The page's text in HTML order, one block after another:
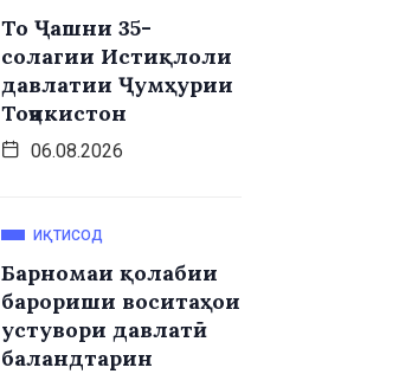
То Ҷашни 35-
солагии Истиқлоли
давлатии Ҷумҳурии
Тоҷикистон
06.08.2026
ИҚТИСОД
Барномаи қолабии
барориши воситаҳои
устувори давлатӣ
баландтарин